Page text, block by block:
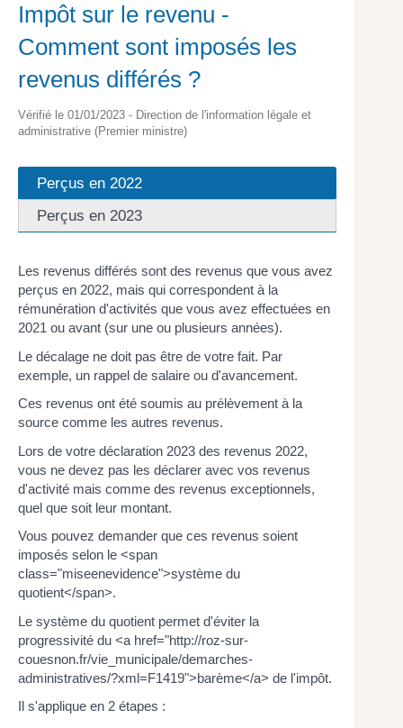
Impôt sur le revenu -
Comment sont imposés les
revenus différés ?
Vérifié le 01/01/2023 - Direction de l'information légale et
administrative (Premier ministre)
Perçus en 2022
Perçus en 2023
Les revenus différés sont des revenus que vous avez
perçus en 2022, mais qui correspondent à la
rémunération d'activités que vous avez effectuées en
2021 ou avant (sur une ou plusieurs années).
Le décalage ne doit pas être de votre fait. Par
exemple, un rappel de salaire ou d'avancement.
Ces revenus ont été soumis au prélèvement à la
source comme les autres revenus.
Lors de votre déclaration 2023 des revenus 2022,
vous ne devez pas les déclarer avec vos revenus
d'activité mais comme des revenus exceptionnels,
quel que soit leur montant.
Vous pouvez demander que ces revenus soient
imposés selon le <span
class="miseenevidence">système du
quotient</span>.
Le système du quotient permet d'éviter la
progressivité du <a href="http://roz-sur-
couesnon.fr/vie_municipale/demarches-
administratives/?xml=F1419">barème</a> de l'impôt.
Il s'applique en 2 étapes :